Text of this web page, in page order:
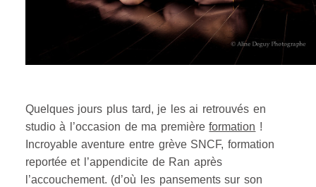
Quelques jours plus tard, je les ai retrouvés en
studio à l’occasion de ma premièreformation !
Incroyable aventure entre grève SNCF, formation
reportée et l’appendicite de Ran après
l’accouchement. (d’où les pansements sur son